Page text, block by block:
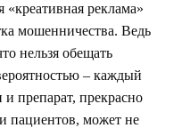
«креативная реклама»
мошенничества. Ведь
нельзя обещать
– каждый
препарат, прекрасно
пациентов, может не